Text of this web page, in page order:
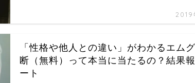
2019
「性格や他人との違い」がわかるエム
断（無料）って本当に当たるの？結果
ート